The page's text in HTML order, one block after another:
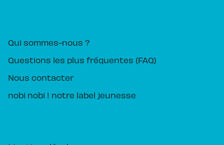
Qui sommes-nous ?
Questions les plus fréquentes (FAQ)
Nous contacter
nobi nobi ! notre label jeunesse